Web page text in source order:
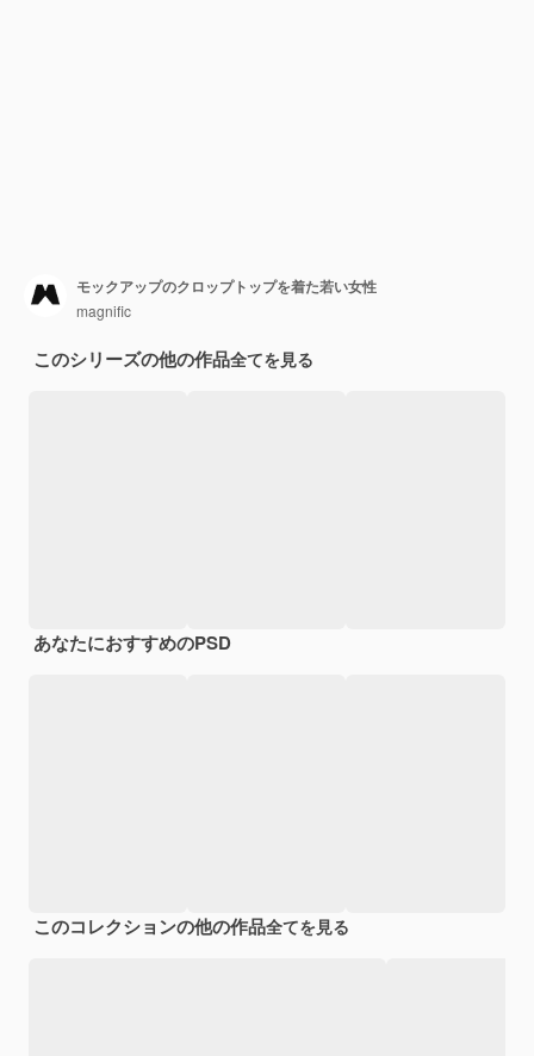
モックアップのクロップトップを着た若い女性
magnific
このシリーズの他の作品全てを見る
あなたにおすすめのPSD
このコレクションの他の作品全てを見る